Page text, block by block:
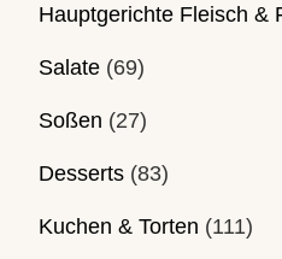
Hauptgerichte Fleisch &
Salate (69)
Soßen (27)
Desserts (83)
Kuchen & Torten (111)